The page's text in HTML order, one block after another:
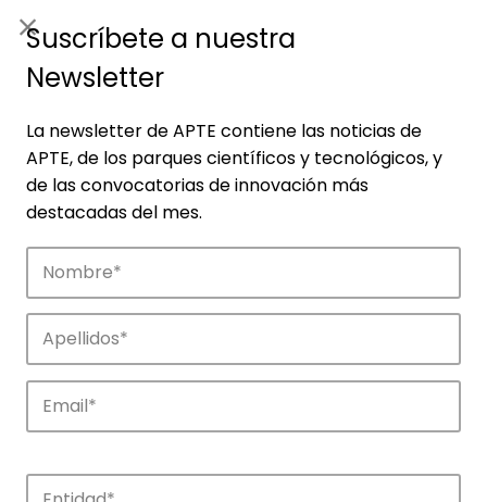
Suscríbete a nuestra
Newsletter
La newsletter de APTE contiene las noticias de
APTE, de los parques científicos y tecnológicos, y
de las convocatorias de innovación más
destacadas del mes.